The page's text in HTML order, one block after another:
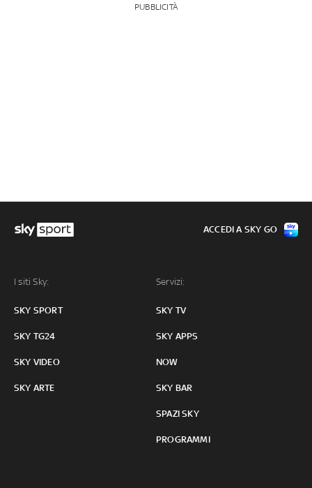
PUBBLICITÀ
I siti Sky:
SKY SPORT
SKY TG24
SKY VIDEO
SKY ARTE
Servizi:
SKY TV
SKY APPS
NOW
SKY BAR
SPAZI SKY
PROGRAMMI
ACCEDI A SKY GO